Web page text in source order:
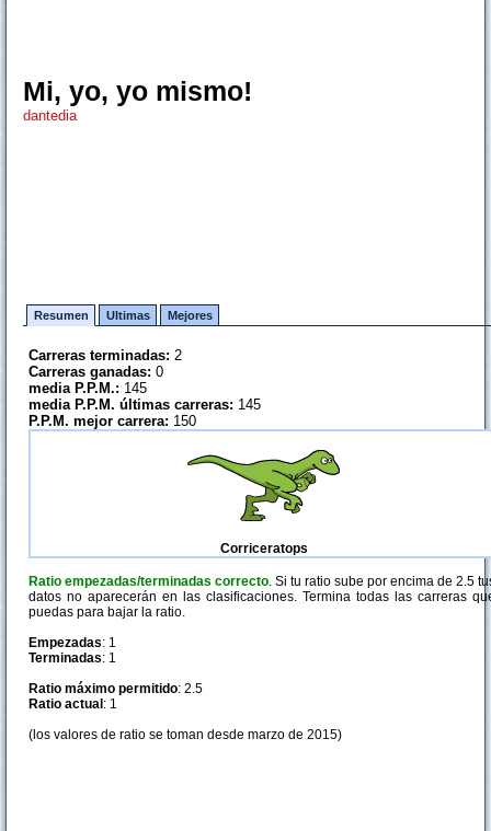
Mi, yo, yo mismo!
dantedia
Resumen Ultimas Mejores
Carreras terminadas: 2
Carreras ganadas: 0
media P.P.M.: 145
media P.P.M. últimas carreras: 145
P.P.M. mejor carrera: 150
Corriceratops
Ratio empezadas/terminadas correcto. Si tu ratio sube por encima de 2.5
datos no aparecerán en las clasificaciones. Termina todas las carreras
puedas para bajar la ratio.
Empezadas: 1
Terminadas: 1
Ratio máximo permitido: 2.5
Ratio actual : 1
(los valores de ratio se toman desde marzo de 2015)